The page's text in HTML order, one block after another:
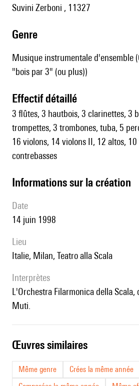
Suvini Zerboni , 11327
genre
Musique instrumentale d'ensemble
"bois par 3" (ou plus))
effectif détaillé
3 flûtes, 3 hautbois, 3 clarinettes, 3
trompettes, 3 trombones, tuba, 5
16 violons, 14 violons II, 12 altos,
contrebasses
informations sur la création
date
14 juin 1998
lieu
Italie, Milan, Teatro alla Scala
interprètes
l'Orchestra Filarmonica della Scala, direction : Riccardo
Muti.
œuvres similaires
Même genre
Crées la même année